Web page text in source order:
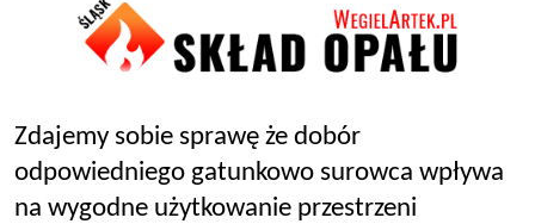
Zdajemy sobie sprawę że dobór
odpowiedniego gatunkowo surowca wpływa
na wygodne użytkowanie przestrzeni